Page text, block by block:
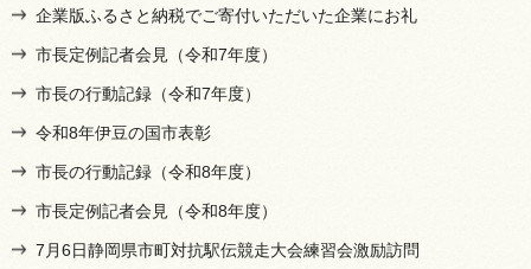
企業版ふるさと納税でご寄付いただいた企業にお礼
市長定例記者会見（令和7年度）
市長の行動記録（令和7年度）
令和8年伊豆の国市表彰
市長の行動記録（令和8年度）
市長定例記者会見（令和8年度）
7月6日静岡県市町対抗駅伝競走大会練習会激励訪問